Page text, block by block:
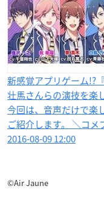
新感覚アプリゲーム!?
壮馬さんらの演技を楽
今回は、音声だけで楽
ご紹介します。 ＼コメ
2016-08-09 12:00
©Air Jaune